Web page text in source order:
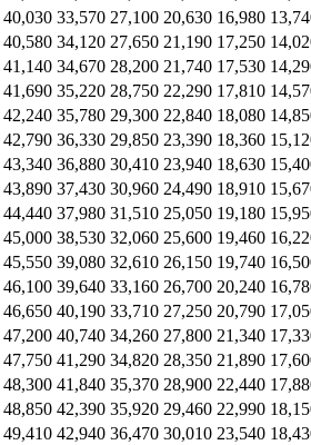
40,030 33,570 27,100 20,630 16,980
40,580 34,120 27,650 21,190 17,250
41,140 34,670 28,200 21,740 17,530
41,690 35,220 28,750 22,290 17,810
42,240 35,780 29,300 22,840 18,080
42,790 36,330 29,850 23,390 18,360
43,340 36,880 30,410 23,940 18,630
43,890 37,430 30,960 24,490 18,910
44,440 37,980 31,510 25,050 19,180
45,000 38,530 32,060 25,600 19,460
45,550 39,080 32,610 26,150 19,740
46,100 39,640 33,160 26,700 20,240
46,650 40,190 33,710 27,250 20,790
47,200 40,740 34,260 27,800 21,340
47,750 41,290 34,820 28,350 21,890
48,300 41,840 35,370 28,900 22,440
48,850 42,390 35,920 29,460 22,990
49,410 42,940 36,470 30,010 23,540